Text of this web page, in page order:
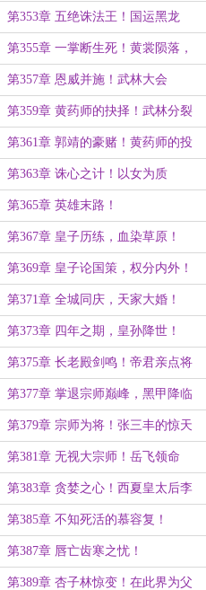
死之谜！
第353章 五绝诛法王！国运黑龙
现！
第355章 一掌断生死！黄裳陨落，
五印灭蒙元！
第357章 恩威并施！武林大会
第359章 黄药师的抉择！武林分裂
第361章 郭靖的豪赌！黄药师的投
名状！
第363章 诛心之计！以女为质
第365章 英雄末路！
第367章 皇子历练，血染草原！
第369章 皇子论国策，权分内外！
第371章 全城同庆，天家大婚！
第373章 四年之期，皇孙降世！
第375章 长老殿剑鸣！帝君亲点将
第377章 掌退宗师巅峰，黑甲降临
震乔峰！
第379章 宗师为将！张三丰的惊天
秘闻！
第381章 无视大宗师！岳飞领命
第383章 贪婪之心！西夏皇太后李
秋水！
第385章 不知死活的慕容复！
第387章 唇亡齿寒之忧！
第389章 杏子林惊变！在此界为父